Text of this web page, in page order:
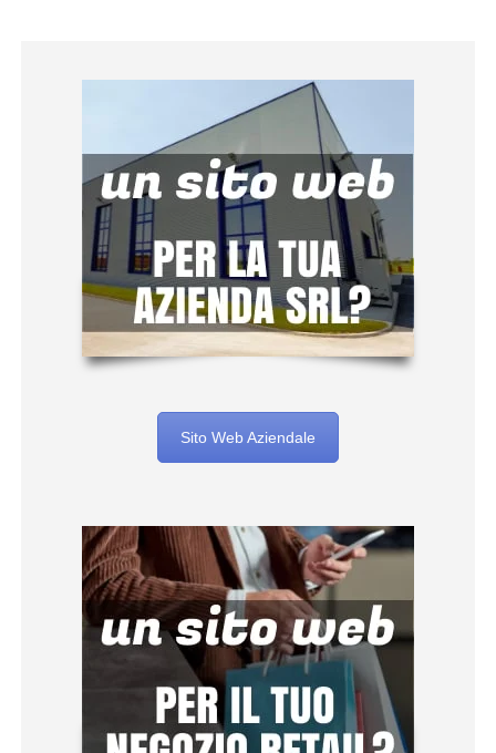
Sito Web Aziendale